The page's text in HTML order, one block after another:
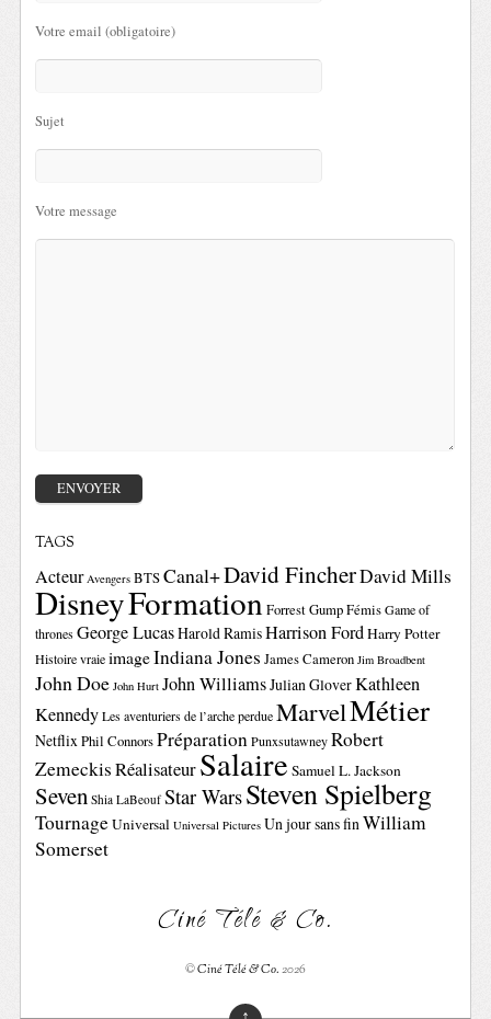
Votre email (obligatoire)
Sujet
Votre message
TAGS
Acteur Avengers BTSCanal+David FincherDavid Mills
DisneyFormationForrest GumpFémis Game of
thrones George LucasHarold RamisHarrison FordHarry Potter
Histoire vraie imageIndiana Jones James Cameron Jim Broadbent
John Doe John Hurt John WilliamsJulian GloverKathleen
Kennedy Les aventuriers de l’arche perdue MarvelMétier
NetflixPhil ConnorsPréparation Punxsutawney Robert
ZemeckisRéalisateurSalaire Samuel L. Jackson
Seven Shia LaBeouf Star WarsSteven Spielberg
TournageUniversal Universal Pictures Un jour sans finWilliam
Somerset
Ciné Télé & Co.
©Ciné Télé & Co.2026